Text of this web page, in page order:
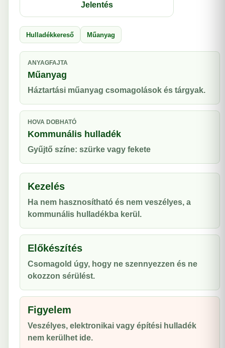
Jelentés
Hulladékkereső Műanyag
ANYAGFAJTA
Műanyag
Háztartási műanyag csomagolások és tárgyak.
HOVA DOBHATÓ
Kommunális hulladék
Gyűjtő színe: szürke vagy fekete
Kezelés
Ha nem hasznosítható és nem veszélyes, a
kommunális hulladékba kerül.
Előkészítés
Csomagold úgy, hogy ne szennyezzen és ne
okozzon sérülést.
Figyelem
Veszélyes, elektronikai vagy építési hulladék
nem kerülhet ide.